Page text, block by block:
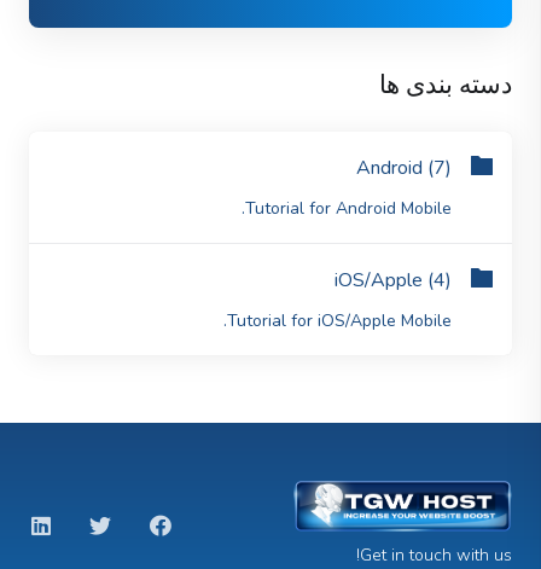
دسته بندی ها
Android (7)
Tutorial for Android Mobile.
iOS/Apple (4)
Tutorial for iOS/Apple Mobile.
Get in touch with us!